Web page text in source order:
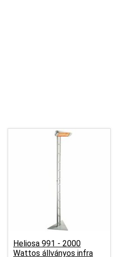
Heliosa 991 - 2000
Wattos állványos infra